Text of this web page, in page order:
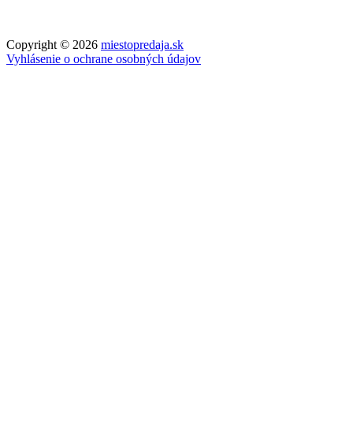
Copyright © 2026 miestopredaja.sk
Vyhlásenie o ochrane osobných údajov